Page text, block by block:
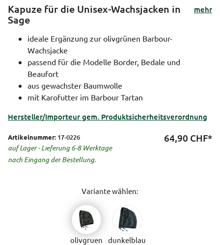
Kapuze für die Unisex-Wachsjacken in
Sage
mehr
ideale Ergänzung zur olivgrünen Barbour-
Wachsjacke
passend für die Modelle Border, Bedale und
Beaufort
aus gewachster Baumwolle
mit Karofutter im Barbour Tartan
Hersteller/Importeur gem. Produktsicherheitsverordnung
Artikelnummer: 17-0226
auf Lager - Lieferung 6-8 Werktage
nach Eingang der Bestellung.
64,90 CHF*
Variante wählen:
olivgruen dunkelblau